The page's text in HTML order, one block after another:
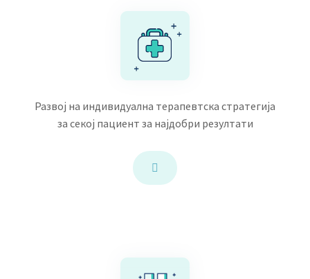
Развој на индивидуална терапевтска стратегија
за секој пациент за најдобри резултати